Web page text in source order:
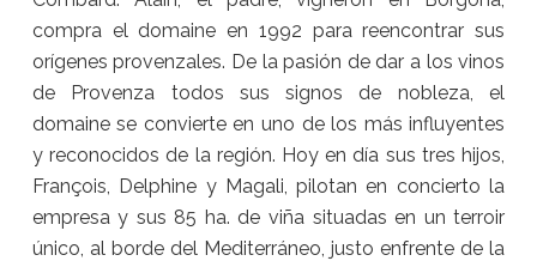
compra el domaine en 1992 para reencontrar sus
orígenes provenzales. De la pasión de dar a los vinos
de Provenza todos sus signos de nobleza, el
domaine se convierte en uno de los más influyentes
y reconocidos de la región. Hoy en día sus tres hijos,
François, Delphine y Magali, pilotan en concierto la
empresa y sus 85 ha. de viña situadas en un terroir
único, al borde del Mediterráneo, justo enfrente de la